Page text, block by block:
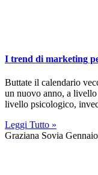
I trend di marketing
Buttate il calendario
un nuovo anno, a
livello psicologico,
Leggi Tutto »
Graziana Sovia